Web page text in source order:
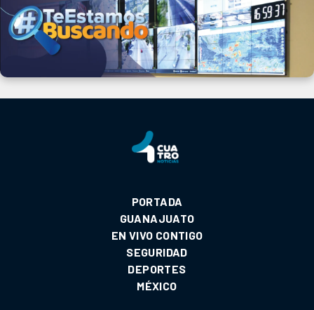
PORTADA
GUANAJUATO
EN VIVO CONTIGO
SEGURIDAD
DEPORTES
MÉXICO